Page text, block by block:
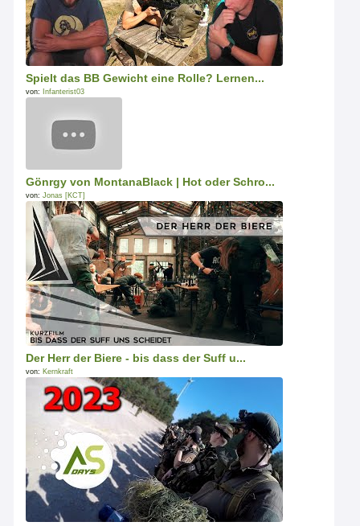
Spielt das BB Gewicht eine Rolle? Lernen...
von: Infanterist03
Gönrgy von MontanaBlack | Hot oder Schro...
von: Jonas [KCT]
Der Herr der Biere - bis dass der Suff u...
von: Kernkraft